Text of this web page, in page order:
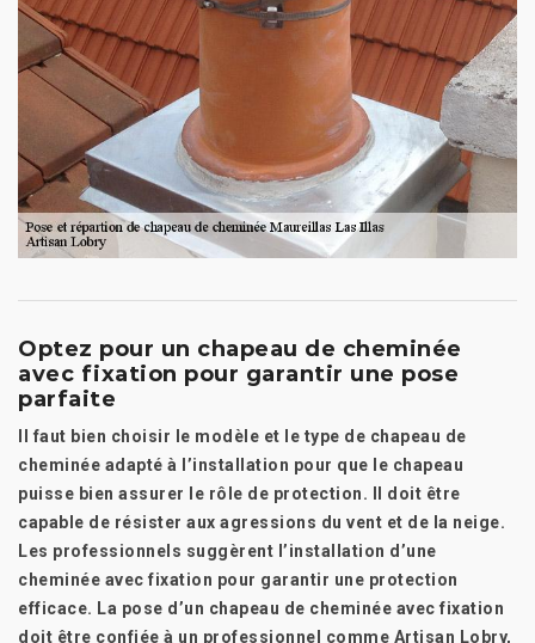
Optez pour un chapeau de cheminée
avec fixation pour garantir une pose
parfaite
Il faut bien choisir le modèle et le type de chapeau de
cheminée adapté à l’installation pour que le chapeau
puisse bien assurer le rôle de protection. Il doit être
capable de résister aux agressions du vent et de la neige.
Les professionnels suggèrent l’installation d’une
cheminée avec fixation pour garantir une protection
efficace. La pose d’un chapeau de cheminée avec fixation
doit être confiée à un professionnel comme Artisan Lobry,